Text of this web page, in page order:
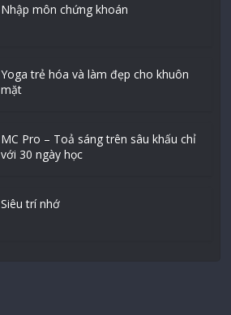
Nhập môn chứng khoán
Yoga trẻ hóa và làm đẹp cho khuôn
mặt
MC Pro – Toả sáng trên sâu khấu chỉ
với 30 ngày học
Siêu trí nhớ